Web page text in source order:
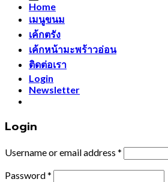
Home
เมนูขนม
เค้กตรัง
เค้กหน้ามะพร้าวอ่อน
ติดต่อเรา
Login
Newsletter
Login
Username or email address *
Password*